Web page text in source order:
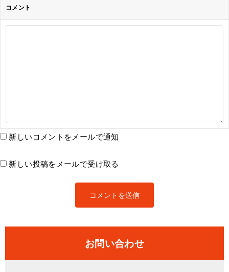
コメント
新しいコメントをメールで通知
新しい投稿をメールで受け取る
お問い合わせ